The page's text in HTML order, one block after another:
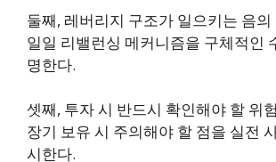
둘째, 레버리지 구조가 일으키는 음
일일 리밸런싱 메커니즘을 구체적인
명한다.
셋째, 투자 시 반드시 확인해야 할 위
장기 보유 시 주의해야 할 점을 실전
시한다.